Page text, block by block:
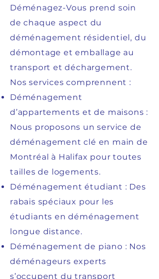
Déménagez-Vous prend soin
de chaque aspect du
déménagement résidentiel, du
démontage et emballage au
transport et déchargement.
Nos services comprennent :
Déménagement
d’appartements et de maisons :
Nous proposons un service de
déménagement clé en main de
Montréal à Halifax pour toutes
tailles de logements.
Déménagement étudiant : Des
rabais spéciaux pour les
étudiants en déménagement
longue distance.
Déménagement de piano : Nos
déménageurs experts
s’occupent du transport